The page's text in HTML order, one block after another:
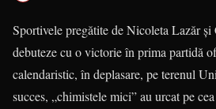
Sportivele pregătite de Nicoleta Lazăr şi
debuteze cu o victorie în prima partidă
calendaristic, în deplasare, pe terenul
succes, „chimistele mici” au urcat pe